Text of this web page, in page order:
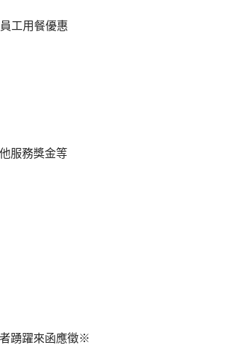
工用餐優惠
服務獎金等
踴躍來函應徵※